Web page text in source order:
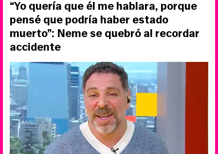
“Yo quería que él me hablara, porque
pensé que podría haber estado
muerto”: Neme se quebró al recordar
accidente